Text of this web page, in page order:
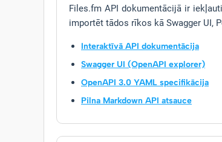
Files.fm API dokumentācijā ir
importēt tādos rīkos kā Swagger UI,
Interaktīvā API dokumentācija
Swagger UI (OpenAPI explorer)
OpenAPI 3.0 YAML specifikācija
Pilna Markdown API atsauce